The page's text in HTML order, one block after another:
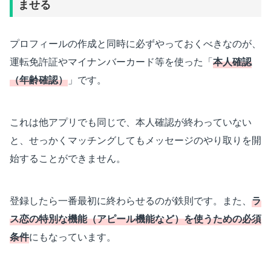
ませる
プロフィールの作成と同時に必ずやっておくべきなのが、
運転免許証やマイナンバーカード等を使った「本人確認
（年齢確認） 」です。
これは他アプリでも同じで、本人確認が終わっていない
と、せっかくマッチングしてもメッセージのやり取りを開
始することができません。
登録したら一番最初に終わらせるのが鉄則です。また、 ラ
ス恋の特別な機能（アピール機能など）を使うための必須
条件にもなっています。